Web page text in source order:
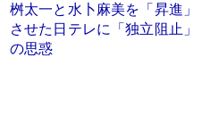
桝太一と水卜麻美を「昇進」
させた日テレに「独立阻止」
の思惑